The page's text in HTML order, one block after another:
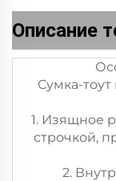
Описание
Сумка-тоут
1. Изящное
строчкой,
2.